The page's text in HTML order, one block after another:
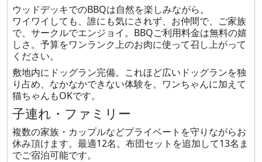
ウッドデッキでのBBQは自然を楽しみながら。
ワイワイしても、誰にも気にされず、お仲間で、ご家族
で、サークルでエンジョイ。BBQご利用料金は無料の嬉
しさ。予算をワンランク上のお肉に使って召し上がって
ください。
敷地内にドッグラン完備。これほど広いドッグランを独
り占め、なかなかできない体験を。ワンちゃんに加えて
猫ちゃんもOKです。
子連れ・ファミリー
複数の家族・カップルなどプライベートを守りながらお
休み頂けます。最適12名。布団セットを追加して13名ま
でご宿泊可能です。